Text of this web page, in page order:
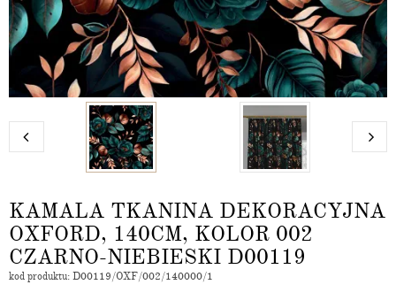
KAMALA TKANINA DEKORACYJNA
OXFORD, 140CM, KOLOR 002
CZARNO-NIEBIESKI D00119
kod produktu: D00119/OXF/002/140000/1